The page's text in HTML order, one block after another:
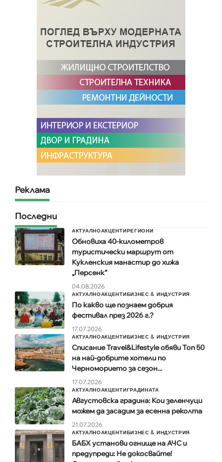
Реклама
Последни
АКТУАЛНОАКЦЕНТИРЕГИОНИ
Обновиха 40-километров
туристически маршрут от
Кукленския манастир до хижа
„Персенк“
04.08.2026
АКТУАЛНОАКЦЕНТИБИЗНЕС & ИНДУСТРИЯ
По какво ще познаем добрия
фестивал през 2026 г.?
17.07.2026
АКТУАЛНОАКЦЕНТИБИЗНЕС & ИНДУСТРИЯ
Списание Travel&Lifestyle обяви Топ 50
на най-добрите хотели по
Черноморието за сезон...
17.07.2026
АКТУАЛНОАКЦЕНТИГРАДИНАТА
Августовска градина: Кои зеленчуци
можем да засадим за есенна реколта
21.07.2026
АКТУАЛНОАКЦЕНТИБИЗНЕС & ИНДУСТРИЯ
БАБХ установи огнище на АЧС и
предупреди: Не докосвайте!